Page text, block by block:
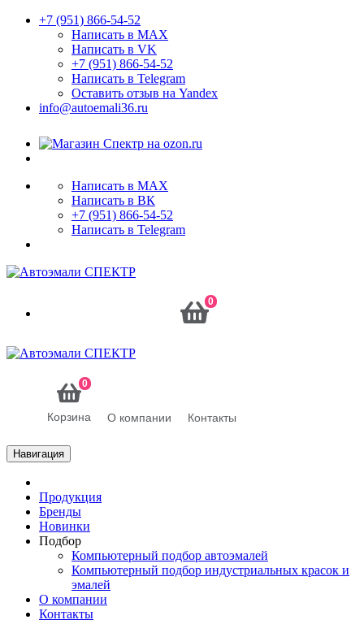
+7 (951) 866-54-52
Написать в MAX
Написать в VK
+7 (951) 866-54-52
Написать в Telegram
Оставить отзыв на Yandex
info@autoemali36.ru
Написать в MAX
Написать в ВК
+7 (951) 866-54-52
Написать в Telegram
0
0
Корзина О компании Контакты
Навигация
Продукция
Бренды
Новинки
Подбор
Компьютерный подбор автоэмалей
Компьютерный подбор индустриальных красок и
эмалей
О компании
Контакты